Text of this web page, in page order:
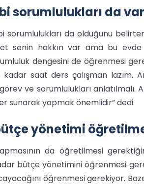
sorumlulukları da var
sorumlulukları da olduğunu
senin hakkın var ama bu
dengesini de öğrenmesi
saat ders çalışman lazım.
ve sorumlulukları
sunarak yapmak önemlidir” dedi.
yönetimi
da öğretilmesi
bütçe yönetimini öğrenmesi
öğrenmesi gerekiyor.